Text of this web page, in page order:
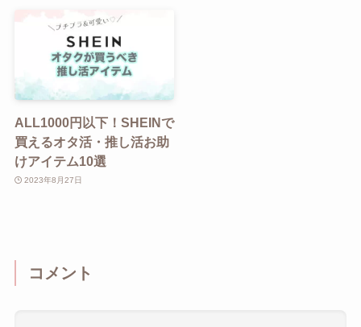
ALL1000円以下！SHEINで
買えるオタ活・推し活お助
けアイテム10選
2023年8月27日
コメント